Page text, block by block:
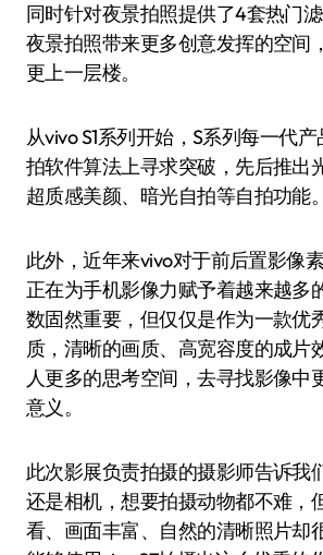
同时针对夜景拍照提供了4套热门
夜景拍照带来更多创意发挥的空间
更上一层楼。
从vivo S1系列开始，S系列每一代
拍软件算法上寻求突破，先后推出
超质感美颜、暗光自拍等自拍功能。
此外，近年来vivo对于前后置影像
正在为手机影像力赋予着越来越多
数固然重要，但仅仅是作为一款优
质，清晰的画质、高宽容度的成片
人更多的思考空间，去寻找影像中
意义。
此次影展负责拍摄的摄影师告诉我
还是相机，想要拍摄动物都不难，
看、画面丰富、自然的清晰照片却